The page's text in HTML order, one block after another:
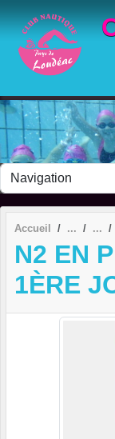
Accueil
N2 EN
1ÈRE